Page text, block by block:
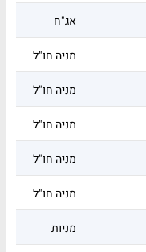
אג"ח
מניה חו"ל
מניה חו"ל
מניה חו"ל
מניה חו"ל
מניה חו"ל
מניות